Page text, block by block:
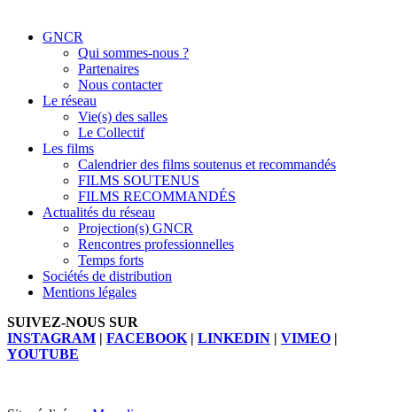
GNCR
Qui sommes-nous ?
Partenaires
Nous contacter
Le réseau
Vie(s) des salles
Le Collectif
Les films
Calendrier des films soutenus et recommandés
FILMS SOUTENUS
FILMS RECOMMANDÉS
Actualités du réseau
Projection(s) GNCR
Rencontres professionnelles
Temps forts
Sociétés de distribution
Mentions légales
SUIVEZ-NOUS SUR
INSTAGRAM | FACEBOOK| LINKEDIN | VIMEO |
YOUTUBE